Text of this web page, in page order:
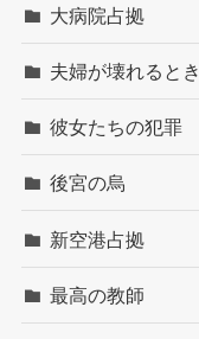
大病院占拠
夫婦が壊れるとき
彼女たちの犯罪
後宮の烏
新空港占拠
最高の教師